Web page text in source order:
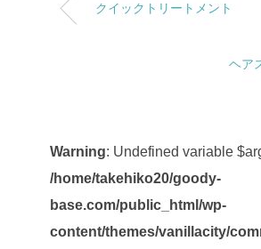
クイックトリートメント
ヘア
Warning: Undefined variable
/home/takehiko20/goody-
base.com/public_html/wp-
content/themes/vanillacity/